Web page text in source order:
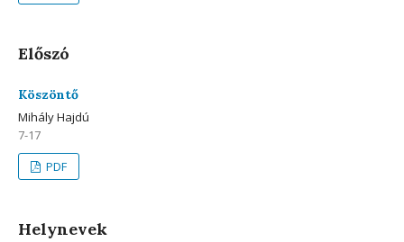
Előszó
Köszöntő
Mihály Hajdú
7-17
PDF
Helynevek